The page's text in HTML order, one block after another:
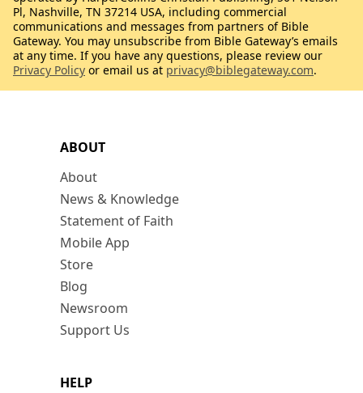
ABOUT
About
News & Knowledge
Statement of Faith
Mobile App
Store
Blog
Newsroom
Support Us
HELP
Pl, Nashville, TN 37214 USA, including commercial
communications and messages from partners of Bible
Gateway. You may unsubscribe from Bible Gateway’s emails
at any time. If you have any questions, please review our
Privacy Policy or email us at privacy@biblegateway.com.